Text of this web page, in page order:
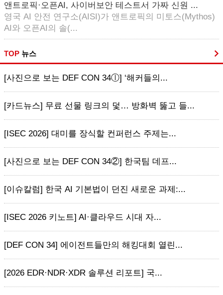
앤트로픽·오픈AI, 사이버보안 테스트서 가짜 신원 ...
영국 AI 안전 연구소(AISI)가 앤트로픽의 미토스(Mythos)
AI와 오픈AI의 솔(...
TOP 뉴스
[사진으로 보는 DEF CON 34ⓛ] ‘해커들의...
[카드뉴스] 무료 선물 링크의 덫… 방화벽 뚫고 들...
[ISEC 2026] 대미를 장식할 컨퍼런스 주제는...
[사진으로 보는 DEF CON 34②] 한국팀 데프...
[이슈칼럼] 한국 AI 기본법이 던진 새로운 과제:...
[ISEC 2026 키노트] AI·클라우드 시대 자...
[DEF CON 34] 에이전트들만의 해킹대회 열린...
[2026 EDR·NDR·XDR 솔루션 리포트] 국...